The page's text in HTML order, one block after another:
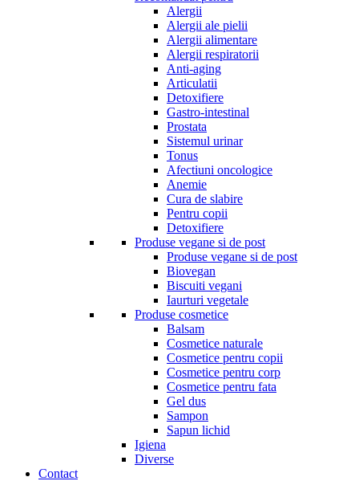
Alergii
Alergii ale pielii
Alergii alimentare
Alergii respiratorii
Anti-aging
Articulatii
Detoxifiere
Gastro-intestinal
Prostata
Sistemul urinar
Tonus
Afectiuni oncologice
Anemie
Cura de slabire
Pentru copii
Detoxifiere
Produse vegane si de post
Produse vegane si de post
Biovegan
Biscuiti vegani
Iaurturi vegetale
Produse cosmetice
Balsam
Cosmetice naturale
Cosmetice pentru copii
Cosmetice pentru corp
Cosmetice pentru fata
Gel dus
Sampon
Sapun lichid
Igiena
Diverse
Contact